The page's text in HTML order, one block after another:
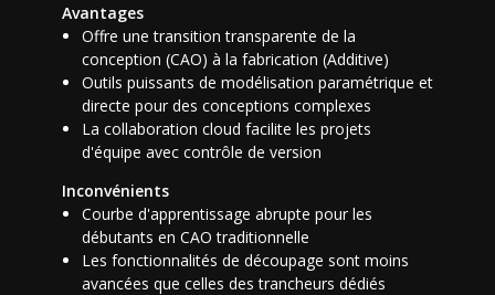
Avantages
Offre une transition transparente de la
conception (CAO) à la fabrication (Additive)
Outils puissants de modélisation paramétrique et
directe pour des conceptions complexes
La collaboration cloud facilite les projets
d'équipe avec contrôle de version
Inconvénients
Courbe d'apprentissage abrupte pour les
débutants en CAO traditionnelle
Les fonctionnalités de découpage sont moins
avancées que celles des trancheurs dédiés